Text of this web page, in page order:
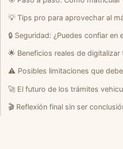
💡 Tips pro para aprovechar al
🔒 Seguridad: ¿Puedes confiar en
🌟 Beneficios reales de
⚠️ Posibles limitaciones que
🚀 El futuro de los trámites
🎬 Reflexión final sin ser